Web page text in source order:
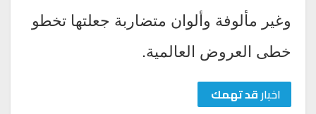
وغير مألوفة وألوان متضاربة جعلتها تخطو
خطى العروض العالمية.
اخبارقد تهمك